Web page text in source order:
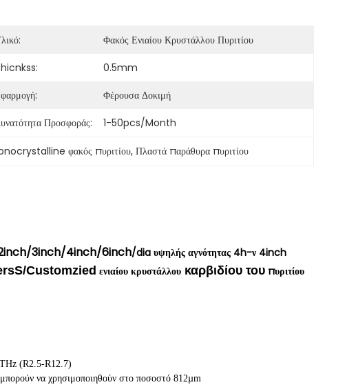
Φακός Ενιαίου Κρυστάλλου Πυριτίου
0.5mm
Φέρουσα Δοκιμή
Προσφοράς: 1-50pcs/month
φακός πυριτίου, Πλαστά παράθυρα πυριτίου
3inch/4inch/6inch/dia υψηλής αγνότητας 4h-ν 4inch
Customzied ενιαίου κρυστάλλου καρβιδίου του πυριτίου
THz (R2.5-R12.7)
να χρησιμοποιηθούν στο ποσοστό 812µm